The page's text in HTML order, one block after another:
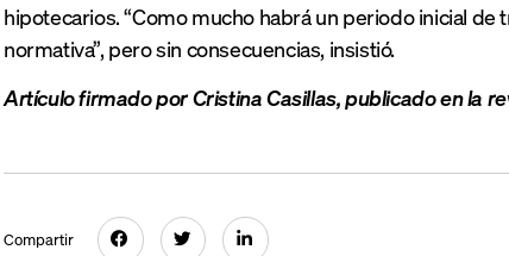
hipotecarios. “Como mucho habrá un periodo inicial de
normativa”, pero sin consecuencias, insistió.
Artículo firmado por Cristina Casillas, publicado en la
Compartir